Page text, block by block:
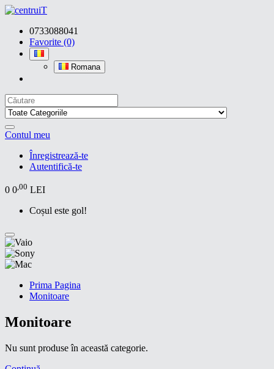
0733088041
Favorite (0)
Romana
Contul meu
Înregistrează-te
Autentifică-te
0 0,00 LEI
Coșul este gol!
Prima Pagina
Monitoare
Monitoare
Nu sunt produse în această categorie.